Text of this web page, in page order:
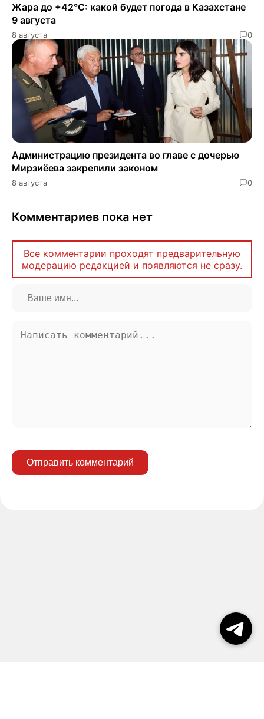
Жара до +42°C: какой будет погода в Казахстане
9 августа
8 августа 0
Администрацию президента во главе с дочерью
Мирзиёева закрепили законом
8 августа 0
Комментариев пока нет
Все комментарии проходят предварительную
модерацию редакцией и появляются не сразу.
Отправить комментарий